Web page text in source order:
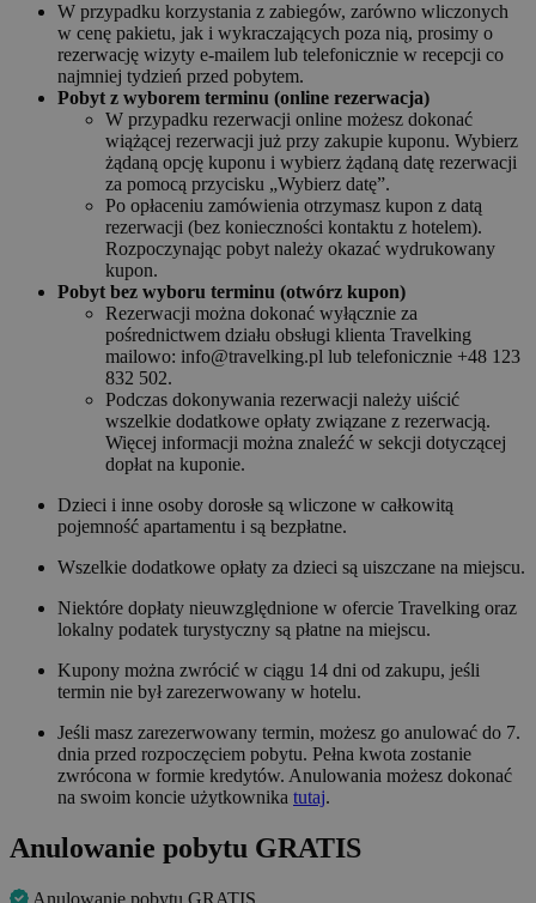
W przypadku korzystania z zabiegów, zarówno wliczonych
w cenę pakietu, jak i wykraczających poza nią, prosimy o
rezerwację wizyty e-mailem lub telefonicznie w recepcji co
najmniej tydzień przed pobytem.
Pobyt z wyborem terminu (online rezerwacja)
W przypadku rezerwacji online możesz dokonać
wiążącej rezerwacji już przy zakupie kuponu. Wybierz
żądaną opcję kuponu i wybierz żądaną datę rezerwacji
za pomocą przycisku „Wybierz datę”.
Po opłaceniu zamówienia otrzymasz kupon z datą
rezerwacji (bez konieczności kontaktu z hotelem).
Rozpoczynając pobyt należy okazać wydrukowany
kupon.
Pobyt bez wyboru terminu (otwórz kupon)
Rezerwacji można dokonać wyłącznie za
pośrednictwem działu obsługi klienta Travelking
mailowo: info@travelking.pl lub telefonicznie +48 123
832 502.
Podczas dokonywania rezerwacji należy uiścić
wszelkie dodatkowe opłaty związane z rezerwacją.
Więcej informacji można znaleźć w sekcji dotyczącej
dopłat na kuponie.
Dzieci i inne osoby dorosłe są wliczone w całkowitą
pojemność apartamentu i są bezpłatne.
Wszelkie dodatkowe opłaty za dzieci są uiszczane na miejscu.
Niektóre dopłaty nieuwzględnione w ofercie Travelking oraz
lokalny podatek turystyczny są płatne na miejscu.
Kupony można zwrócić w ciągu 14 dni od zakupu, jeśli
termin nie był zarezerwowany w hotelu.
Jeśli masz zarezerwowany termin, możesz go anulować do 7.
dnia przed rozpoczęciem pobytu. Pełna kwota zostanie
zwrócona w formie kredytów. Anulowania możesz dokonać
na swoim koncie użytkownika tutaj.
Anulowanie pobytu GRATIS
Anulowanie pobytu GRATIS